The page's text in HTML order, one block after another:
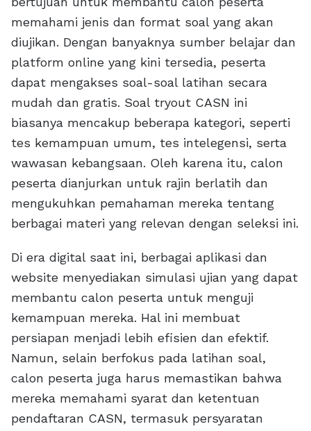
memahami jenis dan format soal yang akan
diujikan. Dengan banyaknya sumber belajar dan
platform online yang kini tersedia, peserta
dapat mengakses soal-soal latihan secara
mudah dan gratis. Soal tryout CASN ini
biasanya mencakup beberapa kategori, seperti
tes kemampuan umum, tes intelegensi, serta
wawasan kebangsaan. Oleh karena itu, calon
peserta dianjurkan untuk rajin berlatih dan
mengukuhkan pemahaman mereka tentang
berbagai materi yang relevan dengan seleksi ini.
Di era digital saat ini, berbagai aplikasi dan
website menyediakan simulasi ujian yang dapat
membantu calon peserta untuk menguji
kemampuan mereka. Hal ini membuat
persiapan menjadi lebih efisien dan efektif.
Namun, selain berfokus pada latihan soal,
calon peserta juga harus memastikan bahwa
mereka memahami syarat dan ketentuan
pendaftaran CASN, termasuk persyaratan